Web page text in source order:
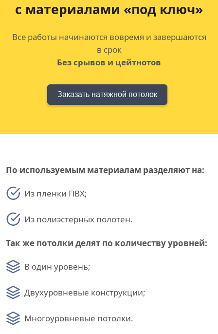
с материалами «под ключ»
Все работы начинаются вовремя и завершаются
в срок
Без срывов и цейтнотов
Заказать натяжной потолок
По используемым материалам разделяют на:
Из пленки ПВХ;
Из полиэстерных полотен.
Так же потолки делят по количеству уровней:
В один уровень;
Двухуровневые конструкции;
Многоуровневые потолки.